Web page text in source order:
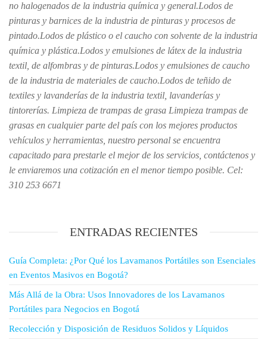
no halogenados de la industria química y general.Lodos de
pinturas y barnices de la industria de pinturas y procesos de
pintado.Lodos de plástico o el caucho con solvente de la industria
química y plástica.Lodos y emulsiones de látex de la industria
textil, de alfombras y de pinturas.Lodos y emulsiones de caucho
de la industria de materiales de caucho.Lodos de teñido de
textiles y lavanderías de la industria textil, lavanderías y
tintorerías. Limpieza de trampas de grasa Limpieza trampas de
grasas en cualquier parte del país con los mejores productos
vehículos y herramientas, nuestro personal se encuentra
capacitado para prestarle el mejor de los servicios, contáctenos y
le enviaremos una cotización en el menor tiempo posible. Cel:
310 253 6671
ENTRADAS RECIENTES
Guía Completa: ¿Por Qué los Lavamanos Portátiles son Esenciales
en Eventos Masivos en Bogotá?
Más Allá de la Obra: Usos Innovadores de los Lavamanos
Portátiles para Negocios en Bogotá
Recolección y Disposición de Residuos Solidos y Líquidos